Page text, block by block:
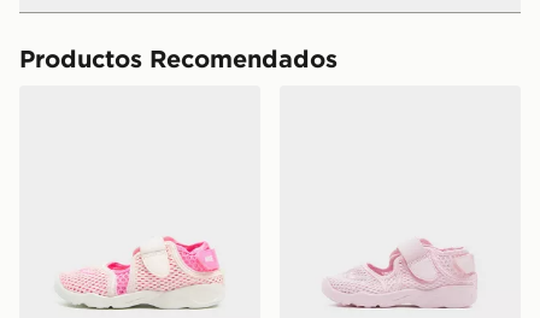
Productos Recomendados